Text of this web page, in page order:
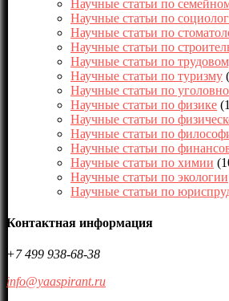
Научные статьи по
Научные статьи по
Научные статьи по
Научные статьи по
Научные статьи по
Научные статьи по туризму
Научные статьи по
Научные статьи по физике
Научные статьи по
Научные статьи по
Научные статьи по
Научные статьи по химии
Научные статьи по экологии
Научные статьи по
Контактная информация
+7 499 938-68-38
info@yaaspirant.ru